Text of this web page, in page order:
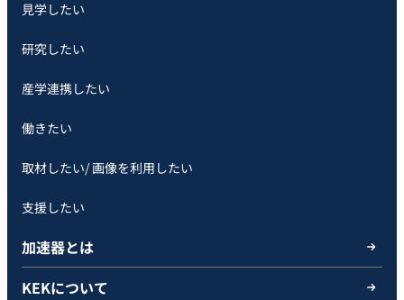
見学したい
研究したい
産学連携したい
働きたい
取材したい/ 画像を利用したい
支援したい
加速器とは
KEKについて